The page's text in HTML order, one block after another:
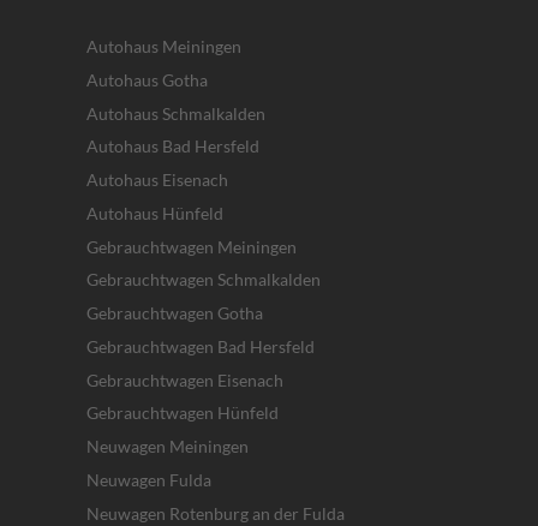
Autohaus Meiningen
Autohaus Gotha
Autohaus Schmalkalden
Autohaus Bad Hersfeld
Autohaus Eisenach
Autohaus Hünfeld
Gebrauchtwagen Meiningen
Gebrauchtwagen Schmalkalden
Gebrauchtwagen Gotha
Gebrauchtwagen Bad Hersfeld
Gebrauchtwagen Eisenach
Gebrauchtwagen Hünfeld
Neuwagen Meiningen
Neuwagen Fulda
Neuwagen Rotenburg an der Fulda